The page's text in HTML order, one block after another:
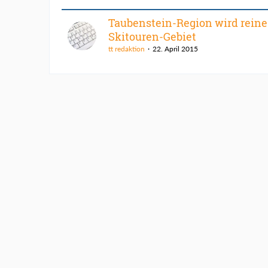
Taubenstein-Region wird
Skitouren-Gebiet
tt redaktion 22. April 2015